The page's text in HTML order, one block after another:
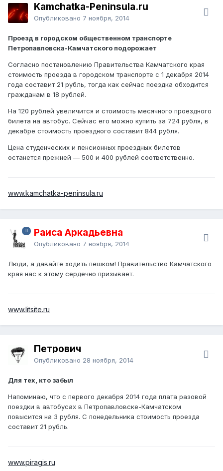
Kamchatka-Peninsula.ru
Опубликовано 7 ноября, 2014
Проезд в городском общественном транспорте
Петропавловска-Камчатского подорожает
Согласно постановлению Правительства Камчатского края
стоимость проезда в городском транспорте с 1 декабря 2014
года составит 21 рубль, тогда как сейчас поездка обходится
гражданам в 18 рублей.
На 120 рублей увеличится и стоимость месячного проездного
билета на автобус. Сейчас его можно купить за 724 рубля, в
декабре стоимость проездного составит 844 рубля.
Цена студенческих и пенсионных проездных билетов
останется прежней — 500 и 400 рублей соответственно.
www.kamchatka-peninsula.ru
Раиса Аркадьевна
Опубликовано 7 ноября, 2014
Люди, а давайте ходить пешком! Правительство Камчатского
края нас к этому сердечно призывает.
www.litsite.ru
Петрович
Опубликовано 28 ноября, 2014
Для тех, кто забыл
Напоминаю, что с первого декабря 2014 года плата разовой
поездки в автобусах в Петропавловске-Камчатском
повысится на 3 рубля. С понедельника стоимость проезда
составит 21 рубль.
www.piragis.ru